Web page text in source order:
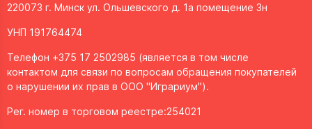
220073 г. Минск ул. Ольшевского д. 1а помещение 3н
УНП 191764474
Телефон +375 17 2502985 (является в том числе
контактом для связи по вопросам обращения покупателей
о нарушении их прав в ООО "Играриум").
Рег. номер в торговом реестре:254021